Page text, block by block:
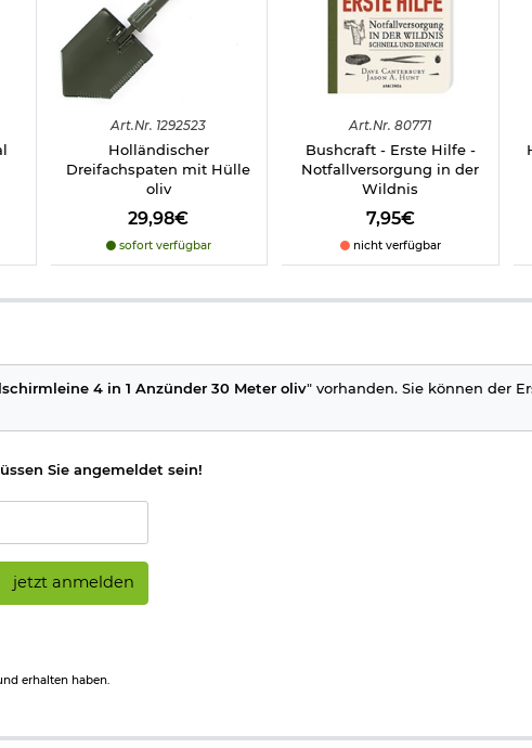
Art.Nr. 1292523
Holländischer
Dreifachspaten mit Hülle
oliv
29,98€
sofort verfügbar
Art.Nr. 80771
Bushcraft - Erste Hilfe -
Notfallversorgung in der
Wildnis
7,95€
nicht verfügbar
4 in 1 Anzünder 30 Meter oliv" vorhanden. Sie können der
Sie angemeldet sein!
jetzt anmelden
erhalten haben.